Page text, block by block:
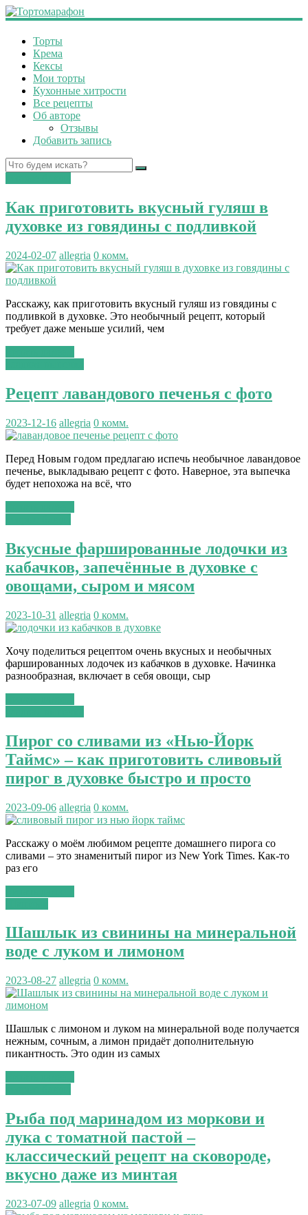
Торты
Крема
Кексы
Мои торты
Кухонные хитрости
Все рецепты
Об авторе
Отзывы
Добавить запись
Как приготовить вкусный гуляш в
духовке из говядины с подливкой
2024-02-07 allegria 0 комм.
Расскажу, как приготовить вкусный гуляш из говядины с
подливкой в духовке. Это необычный рецепт, который
требует даже меньше усилий, чем
Рецепт лавандового печенья с фото
2023-12-16 allegria 0 комм.
Перед Новым годом предлагаю испечь необычное лавандовое
печенье, выкладываю рецепт с фото. Наверное, эта выпечка
будет непохожа на всё, что
Вкусные фаршированные лодочки из
кабачков, запечённые в духовке с
овощами, сыром и мясом
2023-10-31 allegria 0 комм.
Хочу поделиться рецептом очень вкусных и необычных
фаршированных лодочек из кабачков в духовке. Начинка
разнообразная, включает в себя овощи, сыр
Пирог со сливами из «Нью-Йорк
Таймс» – как приготовить сливовый
пирог в духовке быстро и просто
2023-09-06 allegria 0 комм.
Расскажу о моём любимом рецепте домашнего пирога со
сливами – это знаменитый пирог из New York Times. Как-то
раз его
Шашлык из свинины на минеральной
воде с луком и лимоном
2023-08-27 allegria 0 комм.
Шашлык с лимоном и луком на минеральной воде получается
нежным, сочным, а лимон придаёт дополнительную
пикантность. Это один из самых
Рыба под маринадом из моркови и
лука с томатной пастой –
классический рецепт на сковороде,
вкусно даже из минтая
2023-07-09 allegria 0 комм.